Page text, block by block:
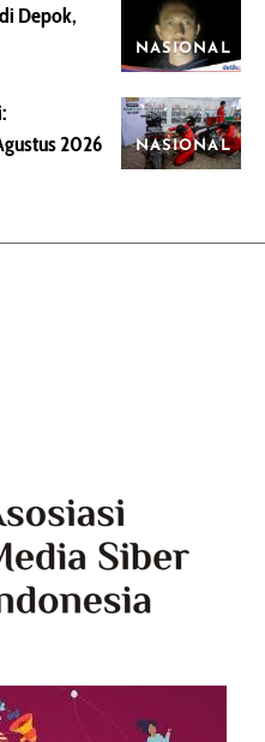
NASIONAL
Depok,
NASIONAL
2026